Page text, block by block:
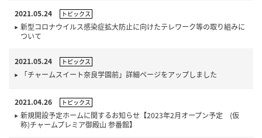
2021.05.24 トピックス
新型コロナウイルス感染症拡大防止に向けたテレワーク等の取り組みに
ついて
2021.05.24 トピックス
「チャームスイート奈良学園前」詳細ページをアップしました
2021.04.26 トピックス
新規開設予定ホームに関するお知らせ【2023年2月オープン予定 (仮
称)チャームプレミア御殿山 参番館】